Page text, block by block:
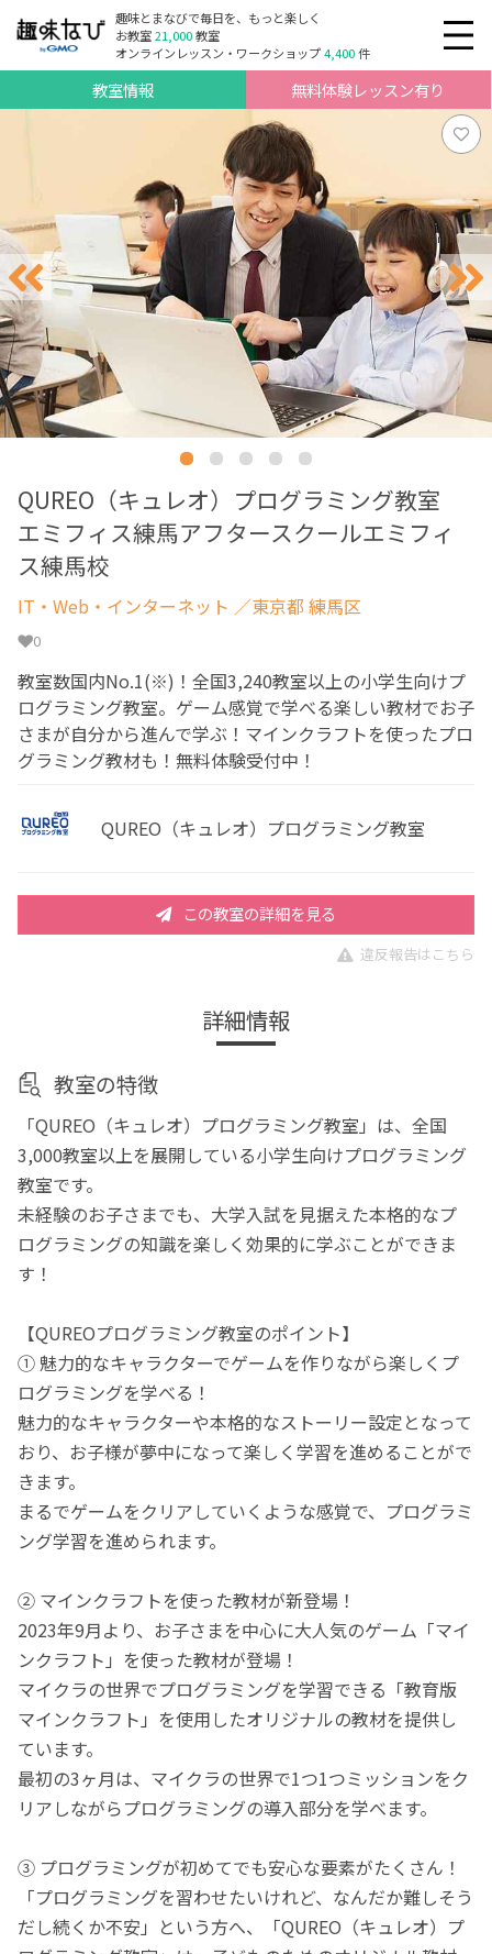
趣味とまなびで毎日を、もっと楽しく
お教室21,000教室
オンラインレッスン・ワークショップ4,400件
教室情報 無料体験レッスン有り
QUREO（キュレオ）プログラミング教室
エミフィス練馬アフタースクールエミフィ
ス練馬校
IT・Web・インターネット ／東京都 練馬区
0
教室数国内No.1(※)！全国3,240教室以上の小学生向けプ
ログラミング教室。ゲーム感覚で学べる楽しい教材でお子
さまが自分から進んで学ぶ！マインクラフトを使ったプロ
グラミング教材も！無料体験受付中！
QUREO（キュレオ）プログラミング教室
この教室の詳細を見る
違反報告はこちら
詳細情報
教室の特徴
「QUREO（キュレオ）プログラミング教室」は、全国
3,000教室以上を展開している小学生向けプログラミング
教室です。
未経験のお子さまでも、大学入試を見据えた本格的なプ
ログラミングの知識を楽しく効果的に学ぶことができま
す！
【QUREOプログラミング教室のポイント】
① 魅力的なキャラクターでゲームを作りながら楽しくプ
ログラミングを学べる！
魅力的なキャラクターや本格的なストーリー設定となって
おり、お子様が夢中になって楽しく学習を進めることがで
きます。
まるでゲームをクリアしていくような感覚で、プログラミ
ング学習を進められます。
② マインクラフトを使った教材が新登場！
2023年9月より、お子さまを中心に大人気のゲーム「マイ
ンクラフト」を使った教材が登場！
マイクラの世界でプログラミングを学習できる「教育版
マインクラフト」を使用したオリジナルの教材を提供し
ています。
最初の3ヶ月は、マイクラの世界で1つ1つミッションをク
リアしながらプログラミングの導入部分を学べます。
③ プログラミングが初めてでも安心な要素がたくさん！
「プログラミングを習わせたいけれど、なんだか難しそう
だし続くか不安」という方へ、「QUREO（キュレオ）プ